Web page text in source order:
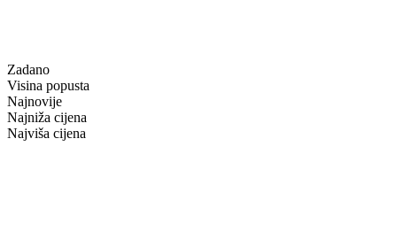
Zadano
Visina popusta
Najnovije
Najniža cijena
Najviša cijena